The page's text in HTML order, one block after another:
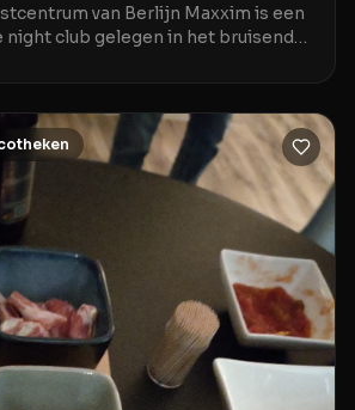
van Berlijn Maxxim is een
night club gelegen in het bruisende